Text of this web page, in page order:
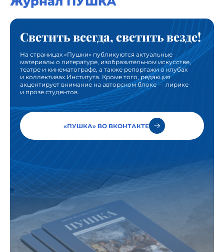
Светить всегда, светить везде!
На страницах «Пушки» публикуются актуальные
материалы о литературе, изобразительном искусстве,
театре и кинематографе, а также репортажи о клубах
и коллективах Института. Кроме того, редакция
акцентирует внимание на авторском блоке — лирике
и прозе студентов.
«ПУШКА» ВО ВКОНТАКТЕ